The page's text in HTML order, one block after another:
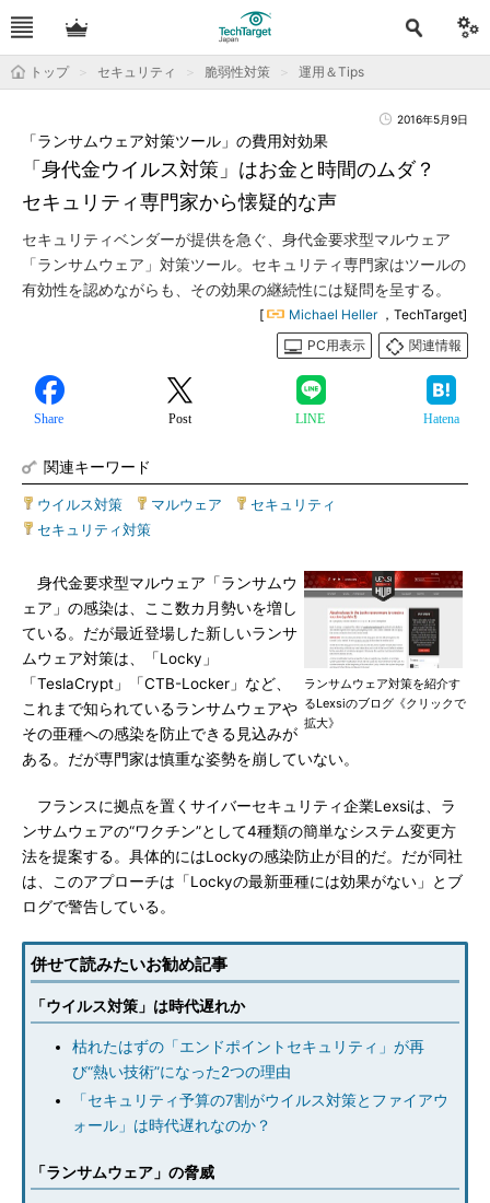
トップ セキュリティ 脆弱性対策 運用＆Tips
2016年5月9日
「身代金ウイルス対策」はお金と時間のムダ？
セキュリティ専門家から懐疑的な声
「ランサムウェア対策ツール」の費用対効果
セキュリティベンダーが提供を急ぐ、身代金要求型マルウェア
「ランサムウェア」対策ツール。セキュリティ専門家はツールの
有効性を認めながらも、その効果の継続性には疑問を呈する。
[ Michael Heller ，TechTarget]
PC用表示
関連情報
Share Post LINE Hatena
関連キーワード
ウイルス対策 マルウェア セキュリティ
セキュリティ対策
ランサムウェア対策を紹介す
るLexsiのブログ《クリックで
拡大》
身代金要求型マルウェア「ランサムウ
ェア」の感染は、ここ数カ月勢いを増し
ている。だが最近登場した新しいランサ
ムウェア対策は、「Locky」
「TeslaCrypt」「CTB-Locker」など、
これまで知られているランサムウェアや
その亜種への感染を防止できる見込みが
ある。だが専門家は慎重な姿勢を崩していない。
フランスに拠点を置くサイバーセキュリティ企業Lexsiは、ラ
ンサムウェアの“ワクチン”として4種類の簡単なシステム変更方
法を提案する。具体的にはLockyの感染防止が目的だ。だが同社
は、このアプローチは「Lockyの最新亜種には効果がない」とブ
ログで警告している。
併せて読みたいお勧め記事
「ウイルス対策」は時代遅れか
枯れたはずの「エンドポイントセキュリティ」が再
び“熱い技術”になった2つの理由
「セキュリティ予算の7割がウイルス対策とファイアウ
ォール」は時代遅れなのか？
「ランサムウェア」の脅威